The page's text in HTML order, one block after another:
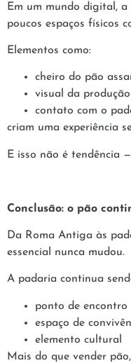
Em um mundo digital,
poucos espaços físicos
Elementos como:
cheiro do pão
visual da produção
contato com o
criam uma experiência
E isso não é tendência
Conclusão: o pão
Da Roma Antiga às
essencial nunca mudou.
A padaria continua
ponto de encontro
espaço de
elemento cultural
Mais do que vender